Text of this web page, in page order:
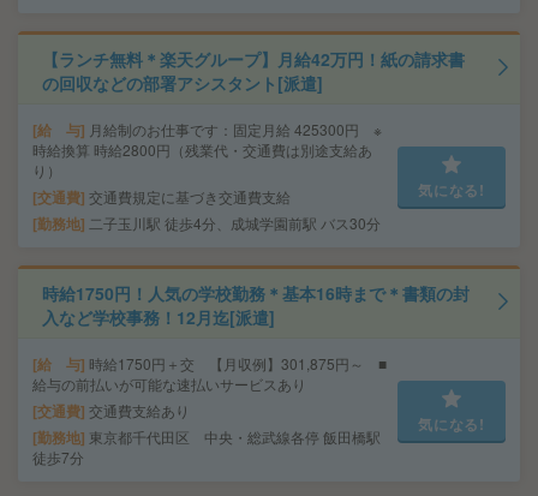
【ランチ無料＊楽天グループ】月給42万円！紙の請求書
の回収などの部署アシスタント[派遣]
給 与 月給制のお仕事です：固定月給 425300円 ※
時給換算 時給2800円（残業代・交通費は別途支給あ
り）
交通費 交通費規定に基づき交通費支給
勤務地 二子玉川駅 徒歩4分、成城学園前駅 バス30分
気になる!
時給1750円！人気の学校勤務＊基本16時まで＊書類の封
入など学校事務！12月迄[派遣]
給 与 時給1750円＋交 【月収例】301,875円～ ■
給与の前払いが可能な速払いサービスあり
交通費 交通費支給あり
勤務地 東京都千代田区 中央・総武線各停 飯田橋駅
徒歩7分
気になる!